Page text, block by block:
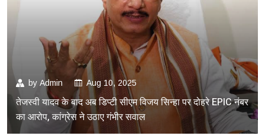
by Admin Aug 10, 2025
तेजस्वी यादव के बाद अब डिप्टी सीएम विजय सिन्हा पर दोहरे EPIC नंबर
का आरोप, कांग्रेस ने उठाए गंभीर सवाल